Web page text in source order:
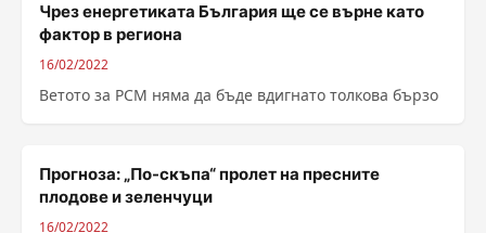
Чрез енергетиката България ще се върне като
фактор в региона
16/02/2022
Ветото за РСМ няма да бъде вдигнато толкова бързо
Прогноза: „По-скъпа“ пролет на пресните
плодове и зеленчуци
16/02/2022